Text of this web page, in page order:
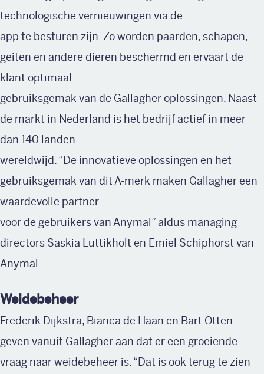
technologische vernieuwingen via de
app te besturen zijn. Zo worden paarden, schapen,
geiten en andere dieren beschermd en ervaart de
klant optimaal
gebruiksgemak van de Gallagher oplossingen. Naast
de markt in Nederland is het bedrijf actief in meer
dan 140 landen
wereldwijd. “De innovatieve oplossingen en het
gebruiksgemak van dit A-merk maken Gallagher een
waardevolle partner
voor de gebruikers van Anymal” aldus managing
directors Saskia Luttikholt en Emiel Schiphorst van
Anymal.
Weidebeheer
Frederik Dijkstra, Bianca de Haan en Bart Otten
geven vanuit Gallagher aan dat er een groeiende
vraag naar weidebeheer is. “Dat is ook terug te zien